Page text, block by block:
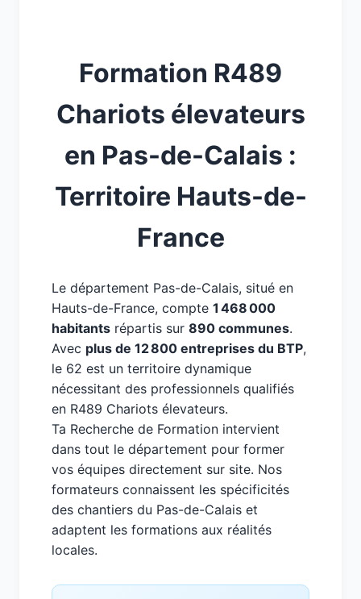
Formation R489
Chariots élevateurs
en Pas-de-Calais :
Territoire Hauts-de-
France
Le département Pas-de-Calais, situé en
Hauts-de-France, compte 1 468 000
habitants répartis sur 890 communes.
Avec plus de 12 800 entreprises du BTP,
le 62 est un territoire dynamique
nécessitant des professionnels qualifiés
en R489 Chariots élevateurs.
Ta Recherche de Formation intervient
dans tout le département pour former
vos équipes directement sur site. Nos
formateurs connaissent les spécificités
des chantiers du Pas-de-Calais et
adaptent les formations aux réalités
locales.